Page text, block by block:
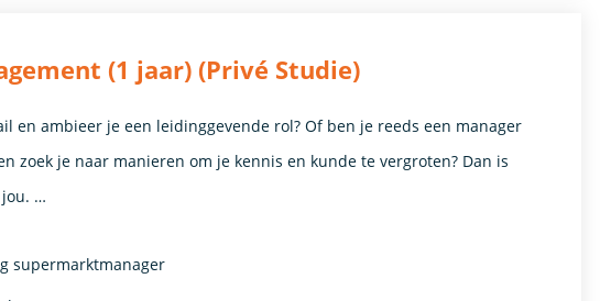
(1 jaar) (Privé Studie)
en ambieer je een leidinggevende rol? Of ben je reeds een manager
zoek je naar manieren om je kennis en kunde te vergroten? Dan is
…
supermarktmanager